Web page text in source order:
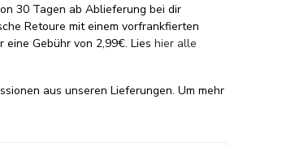
30 Tagen ab Ablieferung bei dir
Retoure mit einem vorfrankfierten
eine Gebühr von 2,99€. Lieshier alle
aus unseren Lieferungen. Um mehr